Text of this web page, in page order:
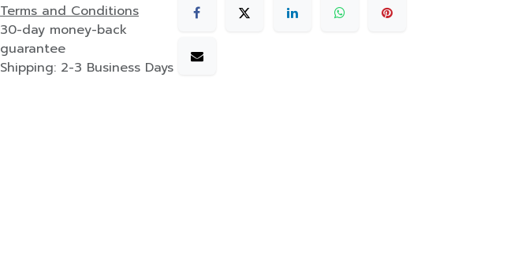
Terms and Conditions
30-day money-back
guarantee
Shipping: 2-3 Business Days